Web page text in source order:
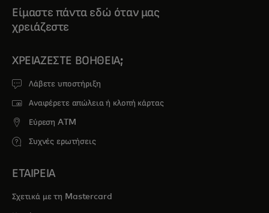
βρίσκονται στο My Mall στο
Ισόγειο, Είσοδος Α, στο Mall of
Metropolis Mall στο Ισόγειο.
Είμαστε πάντα εδώ όταν μας
χρειάζεστε
ΧΡΕΙΆΖΕΣΤΕ ΒΟΉΘΕΙΑ;
Λάβετε υποστήριξη
Αναφέρετε απώλεια ή κλοπή κάρτας
Εύρεση ATM
Συχνές ερωτήσεις
ΕΤΑΙΡΕΙΑ
Σχετικά με τη Mastercard